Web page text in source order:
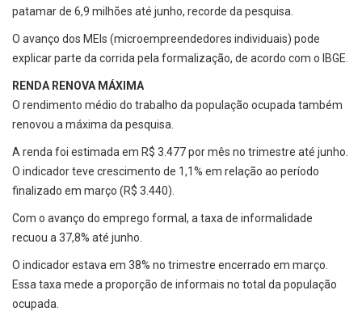
patamar de 6,9 milhões até junho, recorde da pesquisa.
O avanço dos MEIs (microempreendedores individuais) pode
explicar parte da corrida pela formalização, de acordo com o IBGE.
RENDA RENOVA MÁXIMA
O rendimento médio do trabalho da população ocupada também
renovou a máxima da pesquisa.
A renda foi estimada em R$ 3.477 por mês no trimestre até junho.
O indicador teve crescimento de 1,1% em relação ao período
finalizado em março (R$ 3.440).
Com o avanço do emprego formal, a taxa de informalidade
recuou a 37,8% até junho.
O indicador estava em 38% no trimestre encerrado em março.
Essa taxa mede a proporção de informais no total da população
ocupada.